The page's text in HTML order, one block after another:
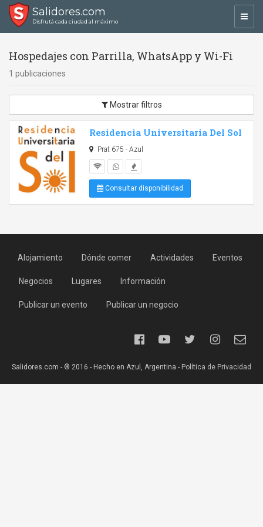
Salidores.com
Disfrutá cada ciudad al máximo
Hospedajes con Parrilla, WhatsApp y Wi-Fi
1 publicaciones
Mostrar filtros
Residencia Universitaria Del Sol
Prat 675 - Azul
Consultar disponibilidad
Alojamiento Dónde comer Actividades Eventos
Negocios Lugares Información
Publicar un evento Publicar un negocio
Salidores.com - ® 2016 - Hecho en Azul, Argentina - Política de Privacidad